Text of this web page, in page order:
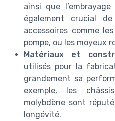
ainsi que
également crucial
accessoires comme
pompe, ou les moyeux
Matériaux et
utilisés pour la
grandement sa
exemple, les
molybdène sont
longévité.